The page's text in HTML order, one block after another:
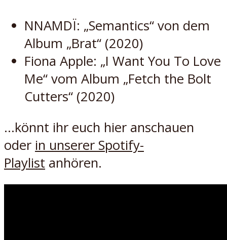
NNAMDÏ: „Semantics“ von dem
Album „Brat“ (2020)
Fiona Apple: „I Want You To Love
Me“ vom Album „Fetch the Bolt
Cutters“ (2020)
…könnt ihr euch hier anschauen
oder in unserer Spotify-
Playlist anhören.